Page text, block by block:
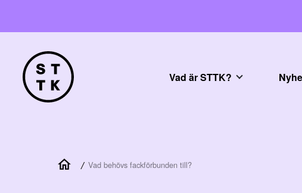
Vad är STTK?
/ Vad behövs fackförbunden till?